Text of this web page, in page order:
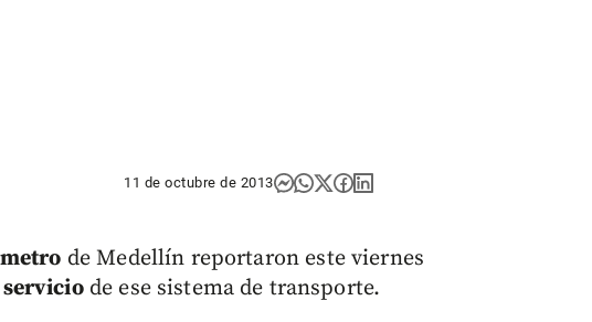
11 de octubre de 2013
de Medellín reportaron este viernes
serviciode ese sistema de transporte.